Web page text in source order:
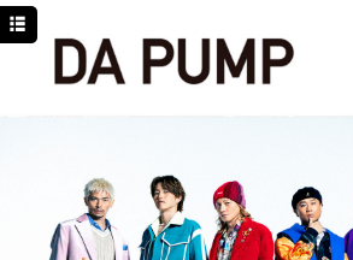
NEWS
PROFILE
MOVIE